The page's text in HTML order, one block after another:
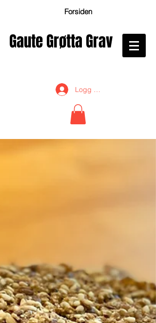
Forsiden
Gaute Grøtta Grav
Logg inn